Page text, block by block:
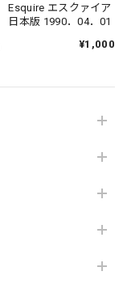
Esquire エスクァイア
日本版 1990．04．01
¥1,000